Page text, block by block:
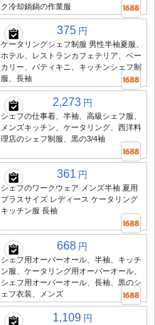
ク冷却鍋鍋の作業服
375 円
ケータリングシェフ制服 男性半袖夏服、
ホテル、レストランカフェテリア、ベー
カリー、パティキニ、キッチンシェフ制
服、長袖
2,273 円
シェフの仕事着、半袖、高級シェフ服、
メンズキッチン、ケータリング、西洋料
理店のシェフ制服、黒の3/4袖
361 円
シェフのワークウェア メンズ半袖 夏用
プラスサイズ レディース ケータリング
キッチン服 長袖
668 円
シェフ用オーバーオール、半袖、キッチ
ン服、ケータリング用オーバーオール、
シェフ用オーバーオール、長袖、黒のシ
ェフ衣装、メンズ
1,109 円